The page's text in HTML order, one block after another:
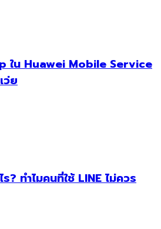
ใน Huawei Mobile Service
ว่ย
? ทำไมคนที่ใช้ LINE ไม่ควร